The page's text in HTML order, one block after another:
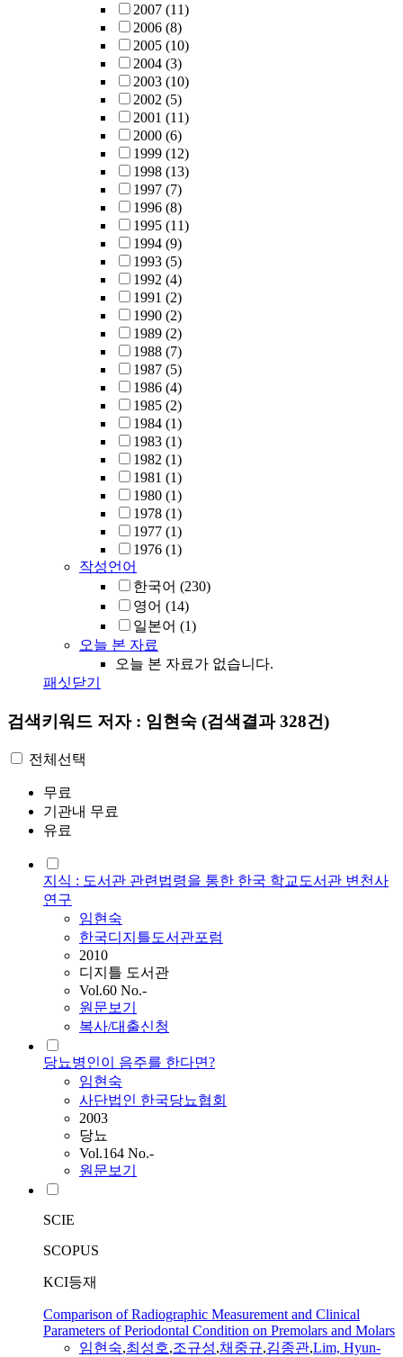
2007 (11)
2006 (8)
2005 (10)
2004 (3)
2003 (10)
2002 (5)
2001 (11)
2000 (6)
1999 (12)
1998 (13)
1997 (7)
1996 (8)
1995 (11)
1994 (9)
1993 (5)
1992 (4)
1991 (2)
1990 (2)
1989 (2)
1988 (7)
1987 (5)
1986 (4)
1985 (2)
1984 (1)
1983 (1)
1982 (1)
1981 (1)
1980 (1)
1978 (1)
1977 (1)
1976 (1)
작성언어
한국어 (230)
영어 (14)
일본어 (1)
오늘 본 자료
오늘 본 자료가 없습니다.
패싯닫기
검색키워드 저자 : 임현숙 (검색결과 328건)
전체선택
무료
기관내 무료
유료
지식 : 도서관 관련법령을 통한 한국 학교도서관 변천사
연구
임현숙
한국디지틀도서관포럼
2010
디지틀 도서관
Vol.60 No.-
원문보기
복사/대출신청
당뇨병인이 음주를 한다면?
임현숙
사단법인 한국당뇨협회
2003
당뇨
Vol.164 No.-
원문보기
SCIE
SCOPUS
KCI등재
Comparison of Radiographic Measurement and Clinical
Parameters of Periodontal Condition on Premolars and Molars
임현숙,최성호,조규성,채중규,김종관,Lim, Hyun-